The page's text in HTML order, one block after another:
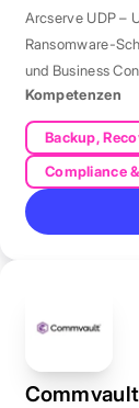
Arcserve UDP –
Ransomware-
und Business
Kompetenzen
Backup,
Compliance